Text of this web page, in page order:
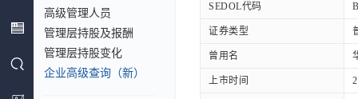
高级管理人员
管理层持股及报酬
管理层持股变化
企业高级查询（新）
SEDOL代码
证券类型
曾用名
上市时间